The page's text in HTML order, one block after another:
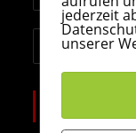
Website:
jederzeit
unserer